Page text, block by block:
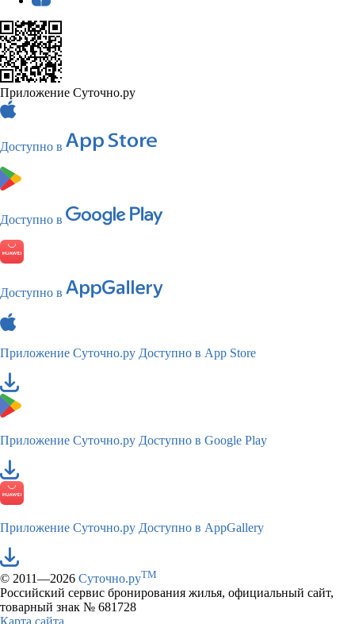
Приложение Суточно.ру
Доступно в
Доступно в
Доступно в
Приложение Суточно.ру Доступно в App Store
Приложение Суточно.ру Доступно в Google Play
Приложение Суточно.ру Доступно в AppGallery
© 2011—2026 Суточно.руTM
Российский сервис бронирования жилья, официальный сайт,
товарный знак № 681728